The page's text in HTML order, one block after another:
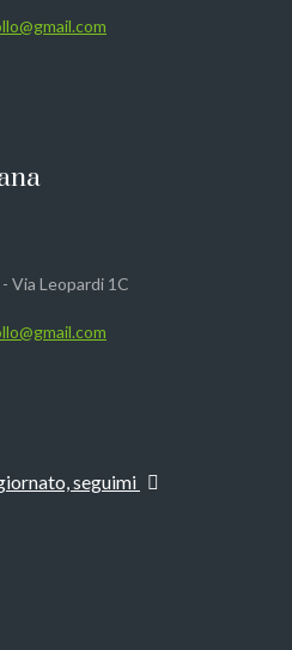
Via Leopardi 1C
seguimi